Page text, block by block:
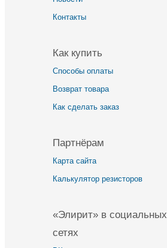
Контакты
Как купить
Способы оплаты
Возврат товара
Как сделать заказ
Партнёрам
Карта сайта
Калькулятор резисторов
«Элирит» в социальных
сетях